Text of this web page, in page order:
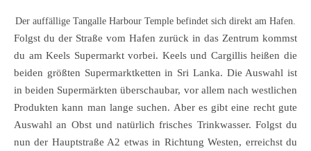
Der auffällige Tangalle Harbour Temple befindet sich direkt am Hafen.
Folgst du der Straße vom Hafen zurück in das Zentrum kommst
du am Keels Supermarkt vorbei. Keels und Cargillis heißen die
beiden größten Supermarktketten in Sri Lanka. Die Auswahl ist
in beiden Supermärkten überschaubar, vor allem nach westlichen
Produkten kann man lange suchen. Aber es gibt eine recht gute
Auswahl an Obst und natürlich frisches Trinkwasser. Folgst du
nun der Hauptstraße A2 etwas in Richtung Westen, erreichst du